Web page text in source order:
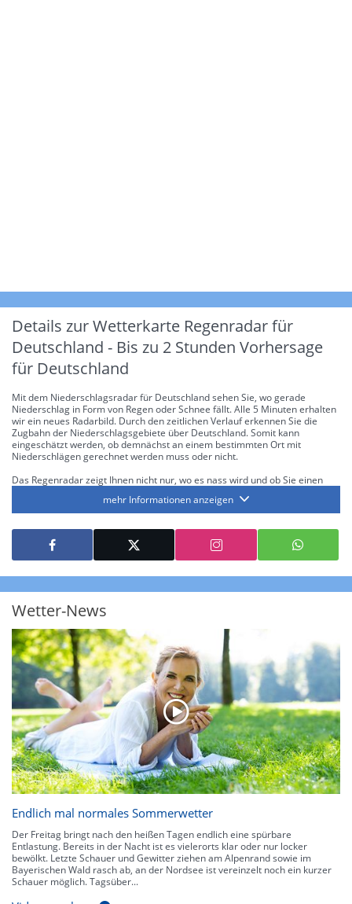
Details zur Wetterkarte Regenradar für
Deutschland - Bis zu 2 Stunden Vorhersage
für Deutschland
Mit dem Niederschlagsradar für Deutschland sehen Sie, wo gerade
Niederschlag in Form von Regen oder Schnee fällt. Alle 5 Minuten erhalten
wir ein neues Radarbild. Durch den zeitlichen Verlauf erkennen Sie die
Zugbahn der Niederschlagsgebiete über Deutschland. Somit kann
eingeschätzt werden, ob demnächst an einem bestimmten Ort mit
Niederschlägen gerechnet werden muss oder nicht.
Das Regenradar zeigt Ihnen nicht nur, wo es nass wird und ob Sie einen
die Niederschlagsintensität. Diese bezieht sich laut offiziellen Richtlinien
jeweils auf die Niederschlagsmenge in l/m² pro Stunde Regen- bzw.
Schneefall. Die 6 Stufen sind wie folgt gegliedert: Die hellen Blautöne
symbolisieren leichte bis mäßige Regen- bzw. Schneefälle mit einer
Intensität bis 8.1 l/m² pro Stunde. Dunkelblau repräsentiert mäßige bis
starke Niederschläge bis 35 l/m² pro Stunde. Hier können bereits Gewitter
auftreten. Extreme bzw. unwetterartige Niederschlagsereignisse mit
über 150 l/m² pro Stunde an. Solche
Neben der Niederschlagsintensität kann auch die Zuggeschwindigkeit der
Niederschlagsgebiete und damit die Niederschlagsdauer abgeschätzt
werden. Neben der 5-minütigen Radaraufzeichnung gibt es eine
Niederschlagsprognose für die nächsten 2 Stunden. So sehen Sie genau,
wann und wo in Deutschland mit Regen oder Schneefall zu rechnen ist bzw.
kennen zu jeder Zeit den genauen Verlauf einer Niederschlagsfront.
mehr Informationen anzeigen
Wetter-News
Endlich mal normales Sommerwetter
Der Freitag bringt nach den heißen Tagen endlich eine spürbare
Entlastung. Bereits in der Nacht ist es vielerorts klar oder nur locker
bewölkt. Letzte Schauer und Gewitter ziehen am Alpenrand sowie im
Bayerischen Wald rasch ab, an der Nordsee ist vereinzelt noch ein kurzer
Schauer möglich. Tagsüber...